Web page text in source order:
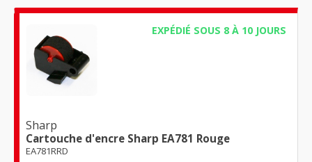
EXPÉDIÉ SOUS 8 À 10 JOURS
Sharp
Cartouche d'encre Sharp EA781 Rouge
EA781RRD